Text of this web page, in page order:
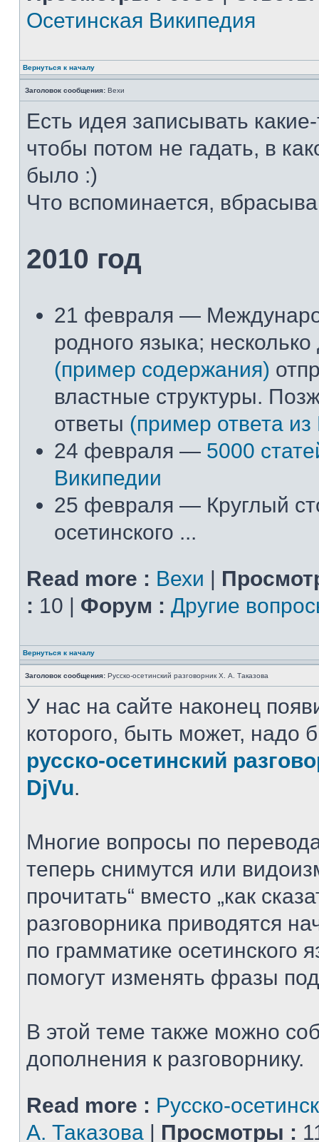
Осетинская Википедия
Вернуться к началу
Заголовок сообщения: Вехи
Есть идея записывать
чтобы потом не гадать, в
было :)
Что вспоминается,
2010 год
21 февраля —
родного языка;
(пример содержания)
властные структуры.
ответы (пример ответа
24 февраля — 5000
Википедии
25 февраля — Круглый
осетинского ...
Read more : Вехи |
: 10 | Форум : Другие
Вернуться к началу
Заголовок сообщения: Русско-осетинский разговорник Х. А. Таказова
У нас на сайте наконец
которого, быть может, надо
русско-осетинский
DjVu.
Многие вопросы по
теперь снимутся или
прочитать“ вместо „как
разговорника приводятся
по грамматике осетинского
помогут изменять фразы
В этой теме также можно
дополнения к разговорнику.
Read more : Русско-
А. Таказова | Просмотры :